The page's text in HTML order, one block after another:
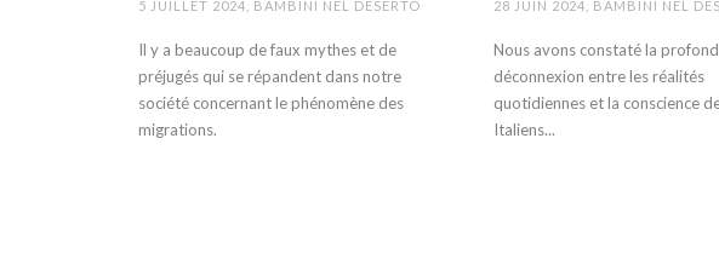
5 JUILLET 2024, BAMBINI NEL DESERTO
Il y a beaucoup de faux mythes et de
préjugés qui se répandent dans notre
société concernant le phénomène des
migrations.
28 JUIN 2024, BAMBINI NEL
Nous avons constaté la
déconnexion entre les réalités
quotidiennes et la conscience
Italiens...